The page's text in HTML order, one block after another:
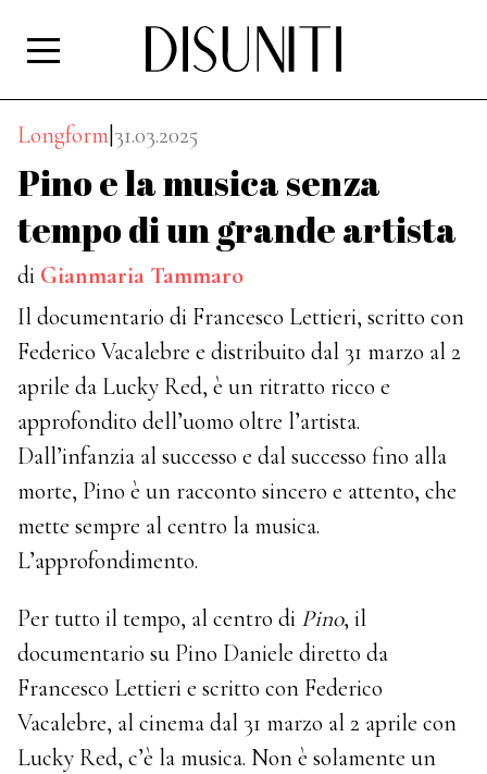
Longform 31.03.2025
Pino e la musica senza
tempo di un grande artista
di Gianmaria Tammaro
Il documentario di Francesco Lettieri, scritto con
Federico Vacalebre e distribuito dal 31 marzo al 2
aprile da Lucky Red, è un ritratto ricco e
approfondito dell’uomo oltre l’artista.
Dall’infanzia al successo e dal successo fino alla
morte, Pino è un racconto sincero e attento, che
mette sempre al centro la musica.
L’approfondimento.
Per tutto il tempo, al centro di Pino, il
documentario su Pino Daniele diretto da
Francesco Lettieri e scritto con Federico
Vacalebre, al cinema dal 31 marzo al 2 aprile con
Lucky Red, c’è la musica. Non è solamente un